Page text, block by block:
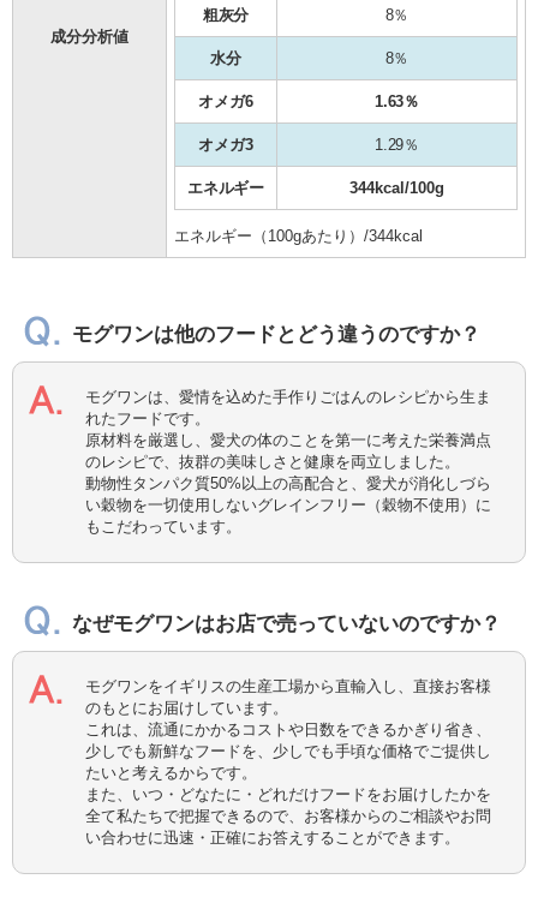
成分分析値
粗灰分 8％
水分 8％
オメガ6 1.63％
オメガ3 1.29％
エネルギー 344kcal/100g
エネルギー（100gあたり）/344kcal
モグワンは他のフードとどう違うのですか？
モグワンは、愛情を込めた手作りごはんのレシピから生ま
れたフードです。
原材料を厳選し、愛犬の体のことを第一に考えた栄養満点
のレシピで、抜群の美味しさと健康を両立しました。
動物性タンパク質50%以上の高配合と、愛犬が消化しづら
い穀物を一切使用しないグレインフリー（穀物不使用）に
もこだわっています。
なぜモグワンはお店で売っていないのですか？
モグワンをイギリスの生産工場から直輸入し、直接お客様
のもとにお届けしています。
これは、流通にかかるコストや日数をできるかぎり省き、
少しでも新鮮なフードを、少しでも手頃な価格でご提供し
たいと考えるからです。
また、いつ・どなたに・どれだけフードをお届けしたかを
全て私たちで把握できるので、お客様からのご相談やお問
い合わせに迅速・正確にお答えすることができます。